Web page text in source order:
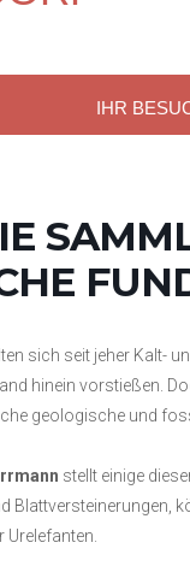
IHR
sich seit jeher Kalt-
hinein vorstießen.
geologische und
stellt einige
Blattversteinerungen,